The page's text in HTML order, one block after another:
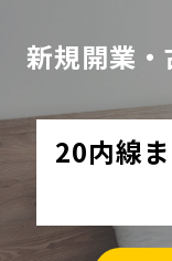
新規開業
20内線